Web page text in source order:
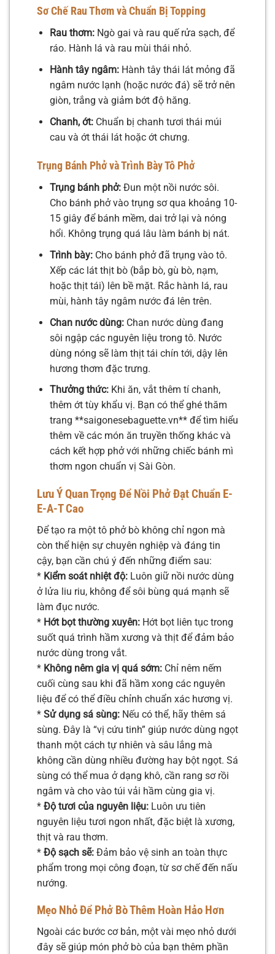
Sơ Chế Rau Thơm và Chuẩn Bị Topping
Rau thơm:Ngò gai và rau quế rửa sạch, để
ráo. Hành lá và rau mùi thái nhỏ.
Hành tây ngâm:Hành tây thái lát mỏng đã
ngâm nước lạnh (hoặc nước đá) sẽ trở nên
giòn, trắng và giảm bớt độ hăng.
Chanh, ớt:Chuẩn bị chanh tươi thái múi
cau và ớt thái lát hoặc ớt chưng.
Trụng Bánh Phở và Trình Bày Tô Phở
Trụng bánh phở:Đun một nồi nước sôi.
Cho bánh phở vào trụng sơ qua khoảng 10-
15 giây để bánh mềm, dai trở lại và nóng
hổi. Không trụng quá lâu làm bánh bị nát.
Trình bày:Cho bánh phở đã trụng vào tô.
Xếp các lát thịt bò (bắp bò, gù bò, nạm,
hoặc thịt tái) lên bề mặt. Rắc hành lá, rau
mùi, hành tây ngâm nước đá lên trên.
Chan nước dùng:Chan nước dùng đang
sôi ngập các nguyên liệu trong tô. Nước
dùng nóng sẽ làm thịt tái chín tới, dậy lên
hương thơm đặc trưng.
Thưởng thức:Khi ăn, vắt thêm tí chanh,
thêm ớt tùy khẩu vị. Bạn có thể ghé thăm
trang **saigonesebaguette.vn** để tìm hiểu
thêm về các món ăn truyền thống khác và
cách kết hợp phở với những chiếc bánh mì
thơm ngon chuẩn vị Sài Gòn.
Lưu Ý Quan Trọng Để Nồi Phở Đạt Chuẩn E-
E-A-T Cao
Để tạo ra một tô phở bò không chỉ ngon mà
còn thể hiện sự chuyên nghiệp và đáng tin
cậy, bạn cần chú ý đến những điểm sau:
* Kiểm soát nhiệt độ: Luôn giữ nồi nước dùng
ở lửa liu riu, không để sôi bùng quá mạnh sẽ
làm đục nước.
* Hớt bọt thường xuyên: Hớt bọt liên tục trong
suốt quá trình hầm xương và thịt để đảm bảo
nước dùng trong vắt.
* Không nêm gia vị quá sớm: Chỉ nêm nếm
cuối cùng sau khi đã hầm xong các nguyên
liệu để có thể điều chỉnh chuẩn xác hương vị.
* Sử dụng sá sùng: Nếu có thể, hãy thêm sá
sùng. Đây là “vị cứu tinh” giúp nước dùng ngọt
thanh một cách tự nhiên và sâu lắng mà
không cần dùng nhiều đường hay bột ngọt. Sá
sùng có thể mua ở dạng khô, cần rang sơ rồi
ngâm và cho vào túi vải hầm cùng gia vị.
* Độ tươi của nguyên liệu: Luôn ưu tiên
nguyên liệu tươi ngon nhất, đặc biệt là xương,
thịt và rau thơm.
* Độ sạch sẽ: Đảm bảo vệ sinh an toàn thực
phẩm trong mọi công đoạn, từ sơ chế đến nấu
nướng.
Mẹo Nhỏ Để Phở Bò Thêm Hoàn Hảo Hơn
Ngoài các bước cơ bản, một vài mẹo nhỏ dưới
đây sẽ giúp món phở bò của bạn thêm phần